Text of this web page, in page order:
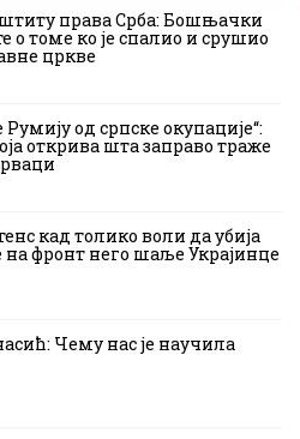
права Срба: Бошњачки
о томе ко је спалио и срушио
цркве
од српске окупације“:
открива шта заправо траже
кад толико воли да убија
на фронт него шаље Украјинце
Чему нас је научила